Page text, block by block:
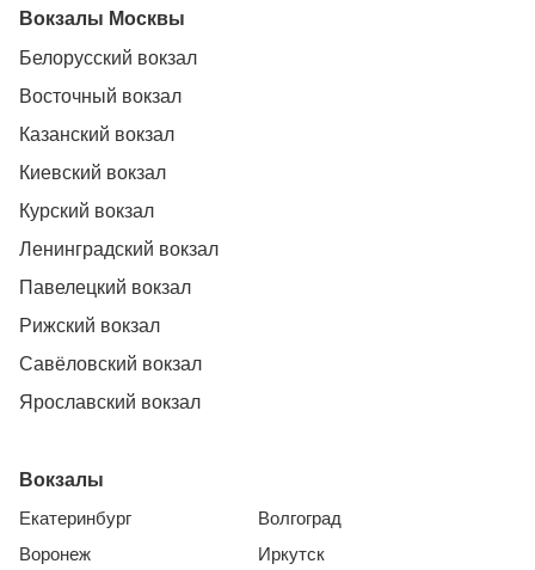
Вокзалы Москвы
Белорусский вокзал
Восточный вокзал
Казанский вокзал
Киевский вокзал
Курский вокзал
Ленинградский вокзал
Павелецкий вокзал
Рижский вокзал
Савёловский вокзал
Ярославский вокзал
Вокзалы
Екатеринбург
Воронеж
Волгоград
Иркутск